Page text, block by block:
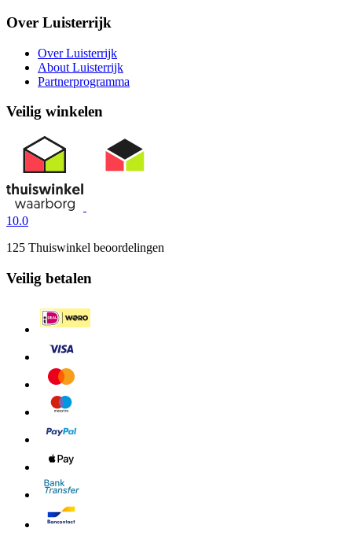
Over Luisterrijk
Over Luisterrijk
About Luisterrijk
Partnerprogramma
Veilig winkelen
10.0
125 Thuiswinkel beoordelingen
Veilig betalen